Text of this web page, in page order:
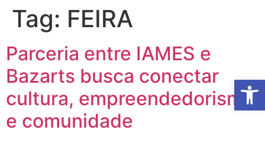
Abrir
Tag: FEIRA
Parceria entre IAMES e
Bazarts busca conectar
cultura, empreendedorismo
e comunidade